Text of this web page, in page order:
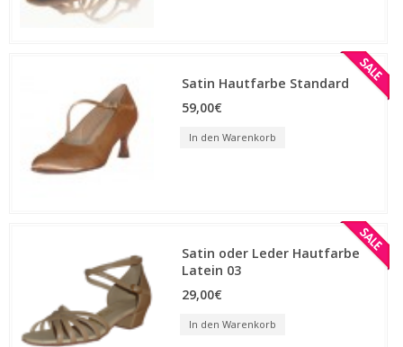
Satin Hautfarbe Standard
59,00€
In den Warenkorb
Satin oder Leder Hautfarbe
Latein 03
29,00€
In den Warenkorb